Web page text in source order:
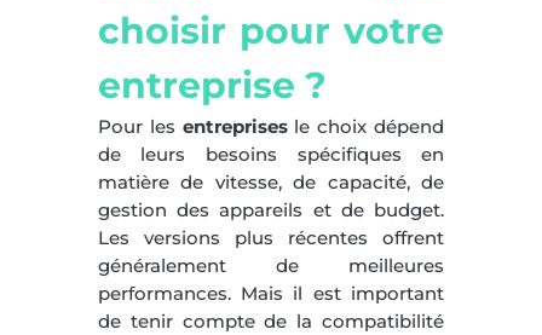
choisir pour votre
entreprise ?
Pour les entreprisesle choix dépend
de leurs besoins spécifiques en
matière de vitesse, de capacité, de
gestion des appareils et de budget.
Les versions plus récentes offrent
généralement de meilleures
performances. Mais il est important
de tenir compte de la compatibilité